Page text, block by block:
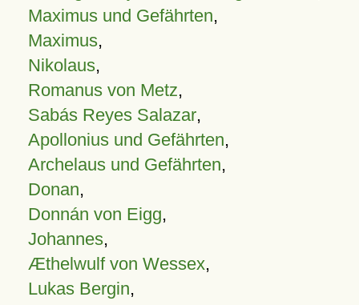
Maximus und Gefährten,
Maximus,
Nikolaus,
Romanus von Metz,
Sabás Reyes Salazar,
Apollonius und Gefährten,
Archelaus und Gefährten,
Donan,
Donnán von Eigg,
Johannes,
Æthelwulf von Wessex,
Lukas Bergin,